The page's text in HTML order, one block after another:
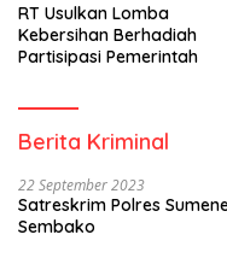
RT Usulkan Lomba
Kebersihan Berhadiah
Partisipasi Pemerintah
Berita Kriminal
22 September 2023
Satreskrim Polres
Sembako